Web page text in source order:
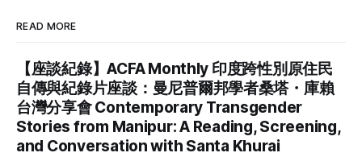
READ MORE
【座談紀錄】ACFA Monthly 印度跨性別原住民
自傳與紀錄片座談：曼尼普爾邦學者桑塔・庫賴
台灣分享會 Contemporary Transgender
Stories from Manipur: A Reading, Screening,
and Conversation with Santa Khurai